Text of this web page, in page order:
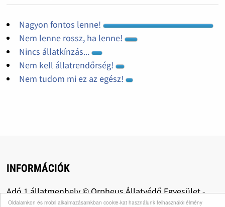
Oldalainkon és mobil alkalmazásainkban cookie-kat használunk felhasználói élmény
Nagyon fontos lenne!
Nem lenne rossz, ha lenne!
Nincs állatkínzás...
Nem kell állatrendőrség!
Nem tudom mi ez az egész!
INFORMÁCIÓK
Adó 1 állatmenhely © Orpheus Állatvédő Egyesület -